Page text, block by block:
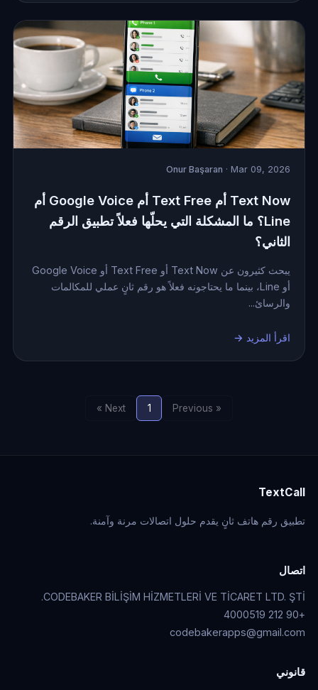
Onur Başaran · Mar 09, 2026
Text Now أم Text Free أم Google Voice أم
Line؟ ما المشكلة التي يحلّها فعلاً تطبيق الرقم
الثاني؟
يبحث كثيرون عن Text Now أو Text Free أو Google Voice
أو Line، بينما ما يحتاجونه فعلاً هو رقم ثانٍ عملي للمكالمات
والرسائ...
اقرأ المزيد →
« Previous
1
Next »
TextCall
تطبيق رقم هاتف ثانٍ يقدم حلول اتصالات مرنة وآمنة.
اتصال
CODEBAKER BİLİŞİM HİZMETLERİ VE TİCARET LTD. ŞTİ.
+90 212 4000519
codebakerapps@gmail.com
قانوني